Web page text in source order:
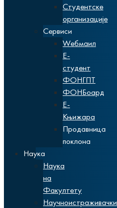
Студентске
организације
Сервиси
Wебмаил
Е-
студент
ФОНГПТ
ФОНБоард
Е-
Књижара
Продавница
поклона
Наука
Наука
на
Факултету
Научноистраживачки